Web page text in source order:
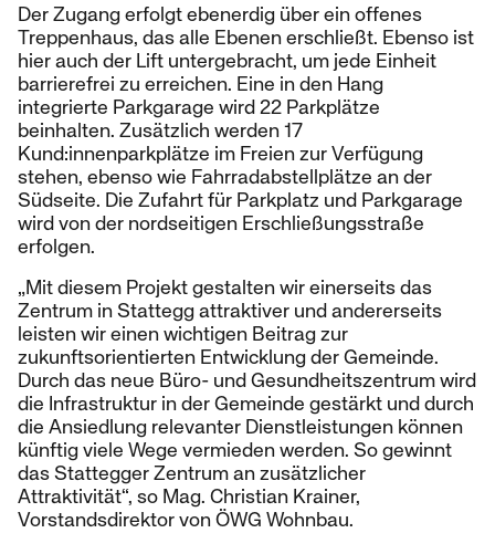
Der Zugang erfolgt ebenerdig über ein offenes
Treppenhaus, das alle Ebenen erschließt. Ebenso ist
hier auch der Lift untergebracht, um jede Einheit
barrierefrei zu erreichen. Eine in den Hang
integrierte Parkgarage wird 22 Parkplätze
beinhalten. Zusätzlich werden 17
Kund:innenparkplätze im Freien zur Verfügung
stehen, ebenso wie Fahrradabstellplätze an der
Südseite. Die Zufahrt für Parkplatz und Parkgarage
wird von der nordseitigen Erschließungsstraße
erfolgen.
„Mit diesem Projekt gestalten wir einerseits das
Zentrum in Stattegg attraktiver und andererseits
leisten wir einen wichtigen Beitrag zur
zukunftsorientierten Entwicklung der Gemeinde.
Durch das neue Büro- und Gesundheitszentrum wird
die Infrastruktur in der Gemeinde gestärkt und durch
die Ansiedlung relevanter Dienstleistungen können
künftig viele Wege vermieden werden. So gewinnt
das Stattegger Zentrum an zusätzlicher
Attraktivität“, so Mag. Christian Krainer,
Vorstandsdirektor von ÖWG Wohnbau.